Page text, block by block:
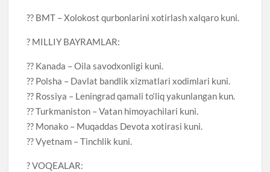
?? BMT – Xolokost qurbonlarini xotirlash xalqaro kuni.
? MILLIY BAYRAMLAR:
?? Kanada – Oila savodxonligi kuni.
?? Polsha – Davlat bandlik xizmatlari xodimlari kuni.
?? Rossiya – Leningrad qamali to‘liq yakunlangan kun.
?? Turkmaniston – Vatan himoyachilari kuni.
?? Monako – Muqaddas Devota xotirasi kuni.
?? Vyetnam – Tinchlik kuni.
? VOQEALAR: